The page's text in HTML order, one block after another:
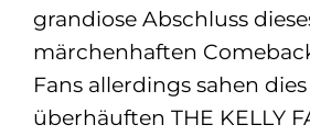
grandiose Abschluss
märchenhaften
Fans allerdings sahen
überhäuften THE KELLY